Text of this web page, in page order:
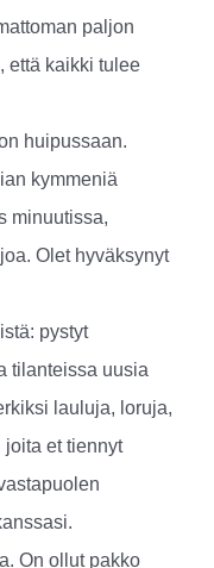
paljon
että kaikki tulee
huipussaan.
kymmeniä
minuutissa,
Olet hyväksynyt
pystyt
tilanteissa uusia
lauluja, loruja,
et tiennyt
On ollut pakko